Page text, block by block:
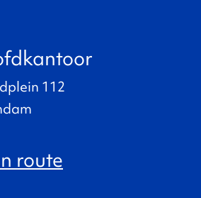
112
route